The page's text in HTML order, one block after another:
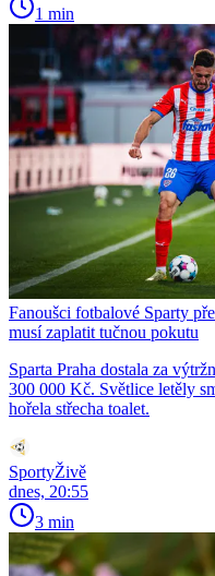
1 min
Fanoušci fotbalové Sparty
musí zaplatit tučnou pokutu
Sparta Praha dostala za
300 000 Kč. Světlice letěly
hořela střecha toalet.
SportyŽivě
dnes, 20:55
3 min